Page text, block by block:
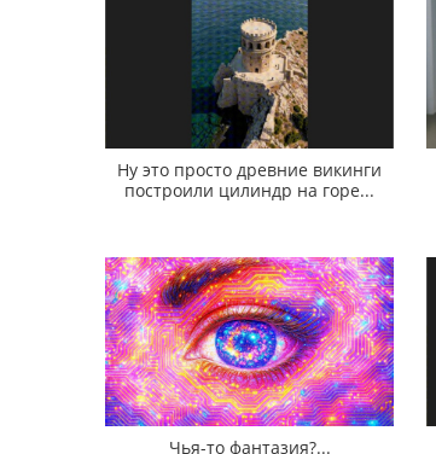
Ну это просто древние викинги
построили цилиндр на горе...
Чья-то фантазия?...